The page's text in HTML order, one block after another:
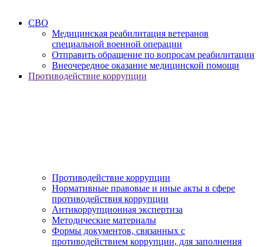
СВО
Медицинская реабилитация ветеранов
специальной военной операции
Отправить обращение по вопросам реабилитации
Внеочередное оказание медицинской помощи
Противодействие коррупции
Противодействие коррупции
Нормативные правовые и иные акты в сфере
противодействия коррупции
Антикоррупционная экспертиза
Методические материалы
Формы документов, связанных с
противодействием коррупции, для заполнения